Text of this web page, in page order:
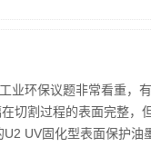
环保议题非常看重，
切割过程的表面完整，
UV固化型表面保护油